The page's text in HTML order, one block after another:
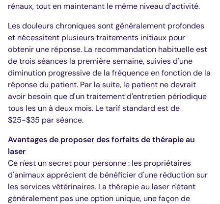
rénaux, tout en maintenant le même niveau d'activité.
Les douleurs chroniques sont généralement profondes
et nécessitent plusieurs traitements initiaux pour
obtenir une réponse. La recommandation habituelle est
de trois séances la première semaine, suivies d'une
diminution progressive de la fréquence en fonction de la
réponse du patient. Par la suite, le patient ne devrait
avoir besoin que d'un traitement d'entretien périodique
tous les un à deux mois. Le tarif standard est de
$25-$35 par séance.
Avantages de proposer des forfaits de thérapie au
laser
Ce n'est un secret pour personne : les propriétaires
d'animaux apprécient de bénéficier d'une réduction sur
les services vétérinaires. La thérapie au laser n'étant
généralement pas une option unique, une façon de